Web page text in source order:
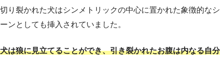
切り裂かれた犬はシンメトリックの中心に置かれた象徴的なシ
ーンとしても挿入されていました。
犬は狼に見立てることができ、引き裂かれたお腹は内なる自分